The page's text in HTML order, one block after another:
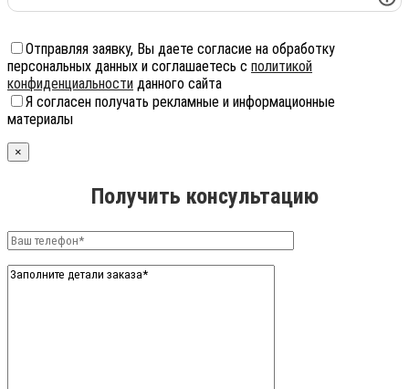
Отправляя заявку, Вы даете согласие на обработку
персональных данных и соглашаетесь с политикой
конфиденциальности данного сайта
Я согласен получать рекламные и информационные
материалы
×
Получить консультацию